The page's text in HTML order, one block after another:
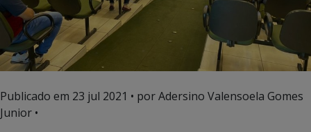
Publicado em 23 jul 2021 • por Adersino Valensoela Gomes
Junior •